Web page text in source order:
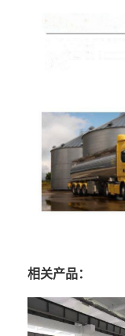
相关产品：